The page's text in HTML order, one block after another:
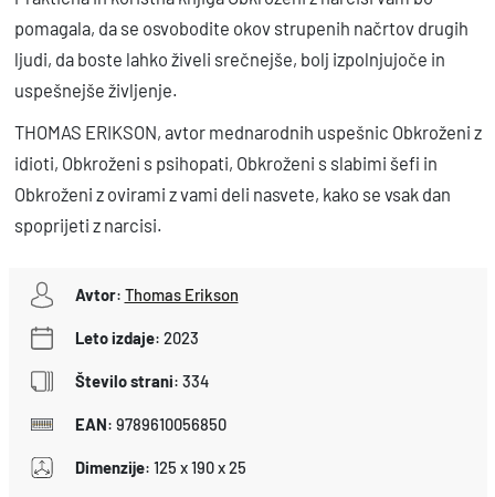
pomagala, da se osvobodite okov strupenih načrtov drugih
ljudi, da boste lahko živeli srečnejše, bolj izpolnjujoče in
uspešnejše življenje.
THOMAS ERIKSON, avtor mednarodnih uspešnic Obkroženi z
idioti, Obkroženi s psihopati, Obkroženi s slabimi šefi in
Obkroženi z ovirami z vami deli nasvete, kako se vsak dan
spoprijeti z narcisi.
Avtor: Thomas Erikson
Leto izdaje: 2023
Število strani: 334
EAN: 9789610056850
Dimenzije: 125 x 190 x 25